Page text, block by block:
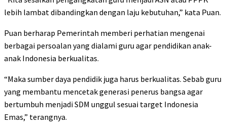
lebih lambat dibandingkan dengan laju kebutuhan,” kata Puan.
Puan berharap Pemerintah memberi perhatian mengenai
berbagai persoalan yang dialami guru agar pendidikan anak-
anak Indonesia berkualitas.
“Maka sumber daya pendidik juga harus berkualitas. Sebab guru
yang membantu mencetak generasi penerus bangsa agar
bertumbuh menjadi SDM unggul sesuai target Indonesia
Emas,” terangnya.